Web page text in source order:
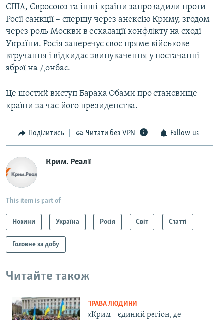
США, Євросоюз та інші країни запровадили проти
Росії санкції – спершу через анексію Криму, згодом
через роль Москви в ескалації конфлікту на сході
України. Росія заперечує своє пряме військове
втручання і відкидає звинувачення у постачанні
зброї на Донбас.
Це шостий виступ Барака Обами про становище
країни за час його президенства.
Поділитись Читати без VPN Follow us
Крим. Реалії
This item is part of
Новини Україна Росія Світ Статті
Головне за добу
Читайте також
ПРАВА ЛЮДИНИ
«Крим – єдиний регіон, де